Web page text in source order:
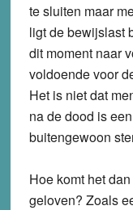
te sluiten maar
ligt de bewijslast
dit moment naar
voldoende voor
Het is niet dat
na de dood is
buitengewoon
Hoe komt het
geloven? Zoals